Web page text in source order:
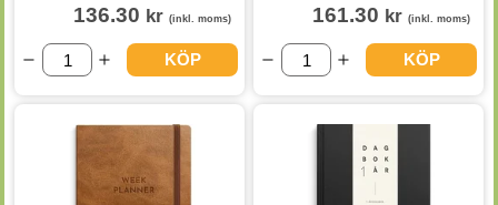
136.30 kr (inkl. moms)
KÖP
161.30 kr (inkl. moms)
KÖP